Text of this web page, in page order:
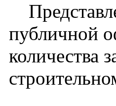
публичной
количества